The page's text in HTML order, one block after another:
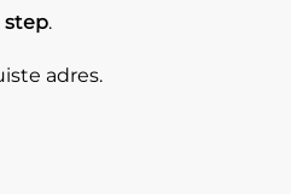
step.
adres.